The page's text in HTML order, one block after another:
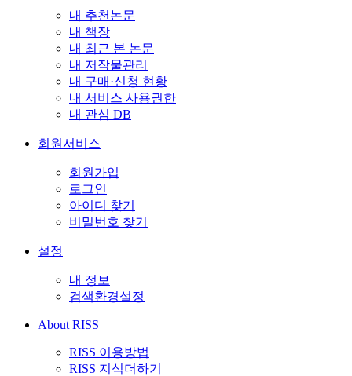
내 추천논문
내 책장
내 최근 본 논문
내 저작물관리
내 구매·신청 현황
내 서비스 사용권한
내 관심 DB
회원서비스
회원가입
로그인
아이디 찾기
비밀번호 찾기
설정
내 정보
검색환경설정
About RISS
RISS 이용방법
RISS 지식더하기